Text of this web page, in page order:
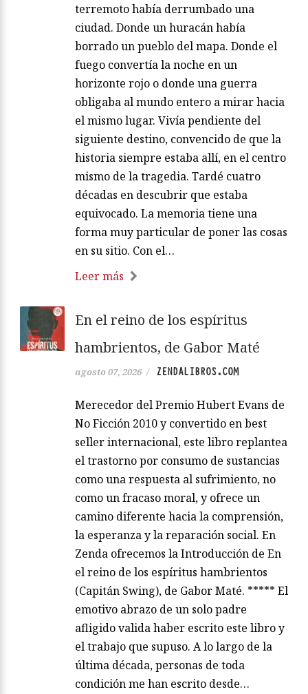
terremoto había derrumbado una
ciudad. Donde un huracán había
borrado un pueblo del mapa. Donde el
fuego convertía la noche en un
horizonte rojo o donde una guerra
obligaba al mundo entero a mirar hacia
el mismo lugar. Vivía pendiente del
siguiente destino, convencido de que la
historia siempre estaba allí, en el centro
mismo de la tragedia. Tardé cuatro
décadas en descubrir que estaba
equivocado. La memoria tiene una
forma muy particular de poner las cosas
en su sitio. Con el…
Leer más
En el reino de los espíritus
hambrientos, de Gabor Maté
agosto 07, 2026 / ZENDALIBROS.COM
Merecedor del Premio Hubert Evans de
No Ficción 2010 y convertido en best
seller internacional, este libro replantea
el trastorno por consumo de sustancias
como una respuesta al sufrimiento, no
como un fracaso moral, y ofrece un
camino diferente hacia la comprensión,
la esperanza y la reparación social. En
Zenda ofrecemos la Introducción de En
el reino de los espíritus hambrientos
(Capitán Swing), de Gabor Maté. ***** El
emotivo abrazo de un solo padre
afligido valida haber escrito este libro y
el trabajo que supuso. A lo largo de la
última década, personas de toda
condición me han escrito desde…